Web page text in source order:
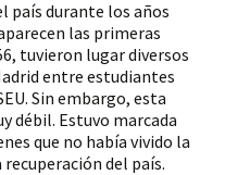
país durante los años
las primeras
tuvieron lugar diversos
entre estudiantes
Sin embargo, esta
débil. Estuvo marcada
que no había vivido la
del país.